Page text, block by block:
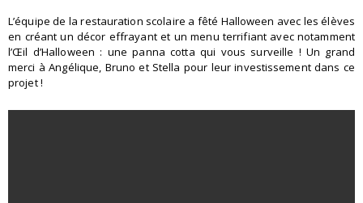
L’équipe de la restauration scolaire a fêté Halloween avec les élèves
en créant un décor effrayant et un menu terrifiant avec notamment
l’Œil d’Halloween : une panna cotta qui vous surveille ! Un grand
merci à Angélique, Bruno et Stella pour leur investissement dans ce
projet !